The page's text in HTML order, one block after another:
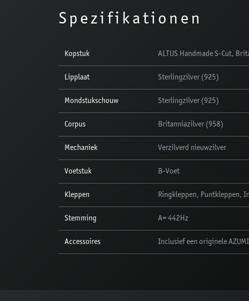
Spezifikationen
Kopstuk ALTUS Handmade S-Cut,
Lipplaat Sterlingzilver (925)
Mondstukschouw Sterlingzilver (925)
Corpus Britanniazilver (958)
Mechaniek Verzilverd nieuwzilver
Voetstuk B-Voet
Kleppen Ringkleppen, Puntkleppen,
Stemming A= 442Hz
Accessoires Inclusief een originele